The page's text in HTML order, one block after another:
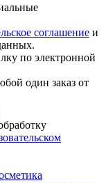
соглашение и
по электронной
один заказ от